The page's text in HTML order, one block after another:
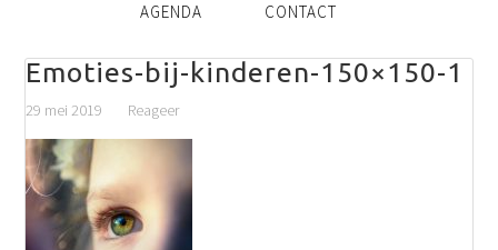
AGENDA CONTACT
Emoties-bij-kinderen-150×150-1
29 mei 2019 Reageer